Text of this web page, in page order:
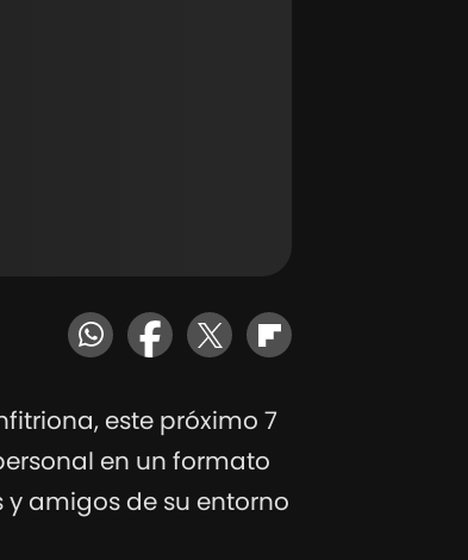
este próximo 7
en un formato
amigos de su entorno